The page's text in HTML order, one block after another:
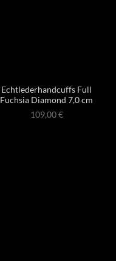
Echtlederhandcuffs Full
Fuchsia Diamond 7,0 cm
109,00€